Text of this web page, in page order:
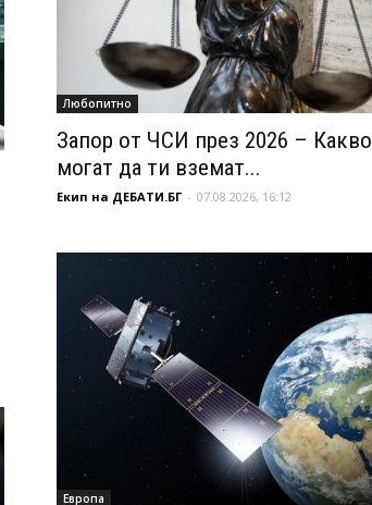
Любопитно
Запор от ЧСИ през 2026 – Какво
могат да ти вземат...
Екип на ДЕБАТИ.БГ - 07.08.2026, 16:12
Европа